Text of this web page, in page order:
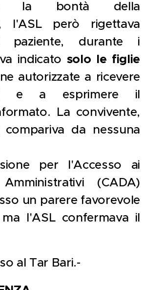
la bontà della
l'ASL però rigettava
paziente, durante i
indicato solo le figlie
autorizzate a ricevere
e a esprimere il
La convivente,
da nessuna
per l'Accesso ai
(CADA)
un parere favorevole
l'ASL confermava il
al Tar Bari.-